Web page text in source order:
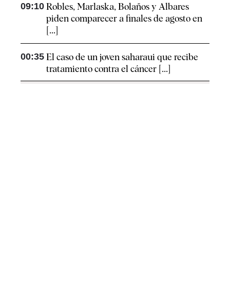
09:10 Robles, Marlaska, Bolaños y Albares
piden comparecer a finales de agosto en
[...]
00:35 El caso de un joven saharaui que recibe
tratamiento contra el cáncer [...]